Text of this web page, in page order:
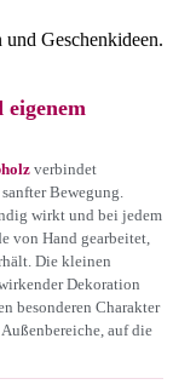
verbindet
Bewegung.
wirkt und bei jedem
von Hand gearbeitet,
Die kleinen
Dekoration
besonderen Charakter
auf die